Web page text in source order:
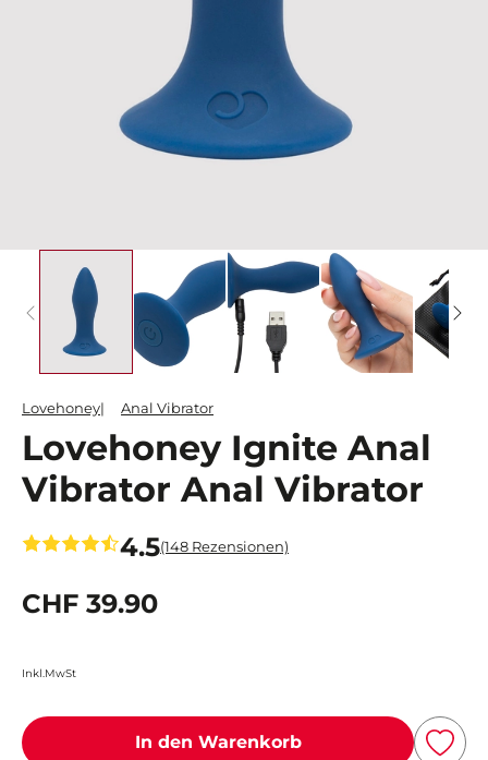
Lovehoney Anal Vibrator
Lovehoney Ignite Anal
Vibrator Anal Vibrator
4.5(148 Rezensionen)
CHF 39.90
Inkl.MwSt
In den Warenkorb